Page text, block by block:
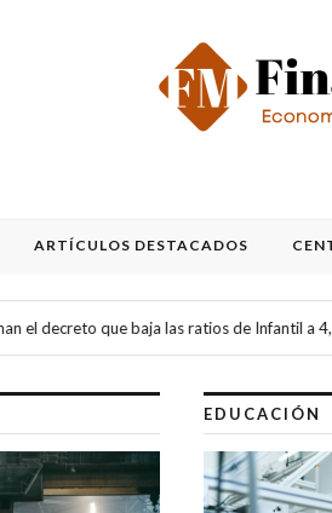
ARTÍCULOS DESTACADOS
—
las ratios de Infantil a 4, 6 y 8 alumnos y las
EDUCACIÓN